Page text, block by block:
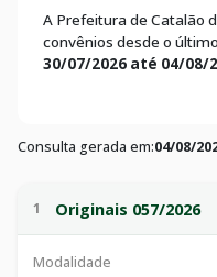
A Prefeitura de Catalão
convênios desde o
30/07/2026 até 04/08/
Consulta gerada em:04/08/
1 Originais 057/2026
Modalidade